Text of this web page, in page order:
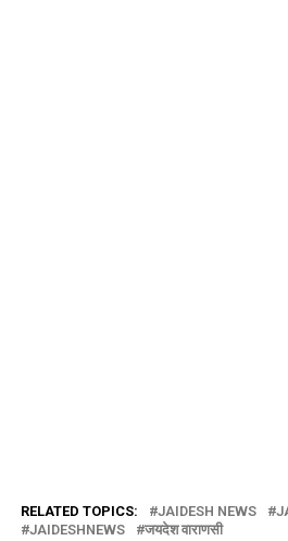
RELATED TOPICS: JAIDESH NEWS
JAIDESHNEWS
जयदेश वाराणसी